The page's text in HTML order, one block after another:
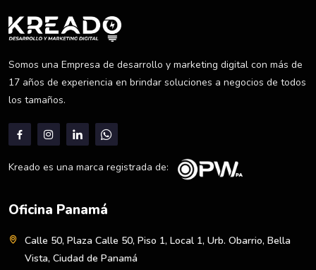
Somos una Empresa de desarrollo y marketing digital con más de
17 años de experiencia en brindar soluciones a negocios de todos
los tamaños.
Kreado es una marca registrada de:
Oficina Panamá
Calle 50, Plaza Calle 50, Piso 1, Local 1, Urb. Obarrio, Bella
Vista, Ciudad de Panamá